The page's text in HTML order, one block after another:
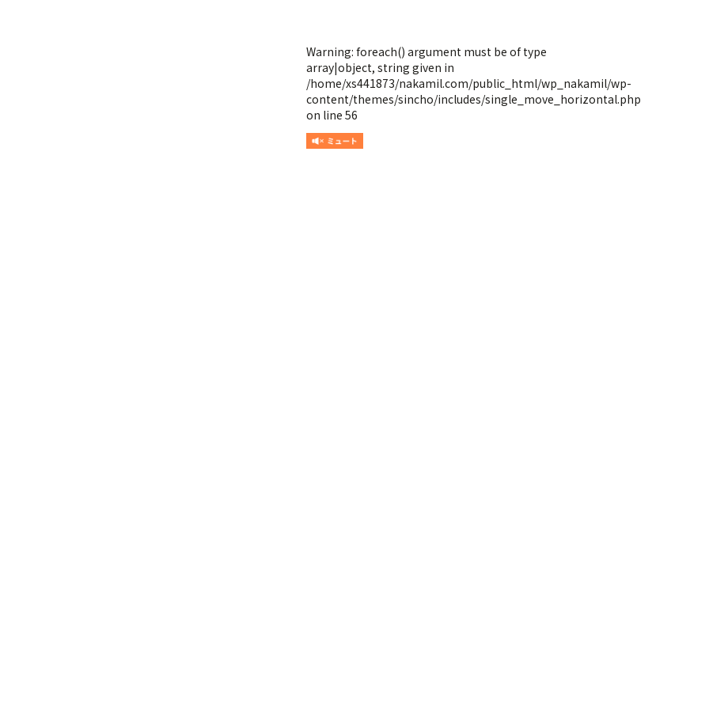
Warning: foreach() argument must be of type
array|object, string given in
/home/xs441873/nakamil.com/public_html/wp_nakamil/wp-
content/themes/sincho/includes/single_move_horizontal.php
on line 56